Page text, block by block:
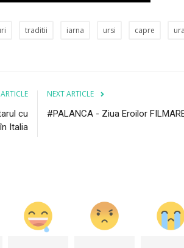
traditii iarna ursi capre
cu
Italia
NEXT ARTICLE
#PALANCA - Ziua Eroilor